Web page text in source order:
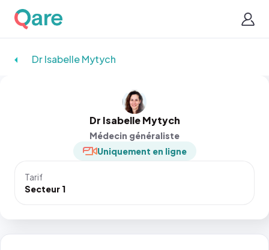
Dr Isabelle Mytych
Dr Isabelle Mytych
Médecin généraliste
Uniquement en ligne
Tarif
Secteur 1